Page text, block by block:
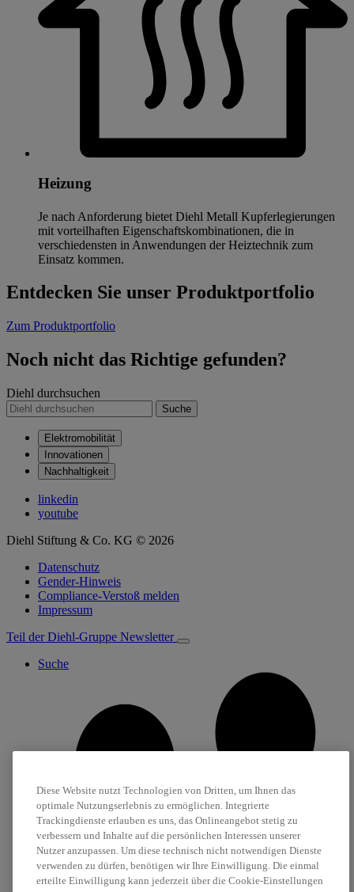
Heizung
Je nach Anforderung bietet Diehl Metall Kupferlegierungen
mit vorteilhaften Eigenschaftskombinationen, die in
verschiedensten in Anwendungen der Heiztechnik zum
Einsatz kommen.
Entdecken Sie unser Produktportfolio
Zum Produktportfolio
Noch nicht das Richtige gefunden?
Diehl durchsuchen
Suche
Elektromobilität
Innovationen
Nachhaltigkeit
linkedin
youtube
Diehl Stiftung & Co. KG © 2026
Datenschutz
Gender-Hinweis
Compliance-Verstoß melden
Impressum
Teil der Diehl-Gruppe Newsletter
Suche
Diese Website nutzt Technologien von Dritten, um Ihnen das
optimale Nutzungserlebnis zu ermöglichen. Integrierte
Trackingdienste erlauben es uns, das Onlineangebot stetig zu
verbessern und Inhalte auf die persönlichen Interessen unserer
Nutzer anzupassen. Um diese technisch nicht notwendigen Dienste
verwenden zu dürfen, benötigen wir Ihre Einwilligung. Die einmal
erteilte Einwilligung kann jederzeit über die Cookie-Einstellungen